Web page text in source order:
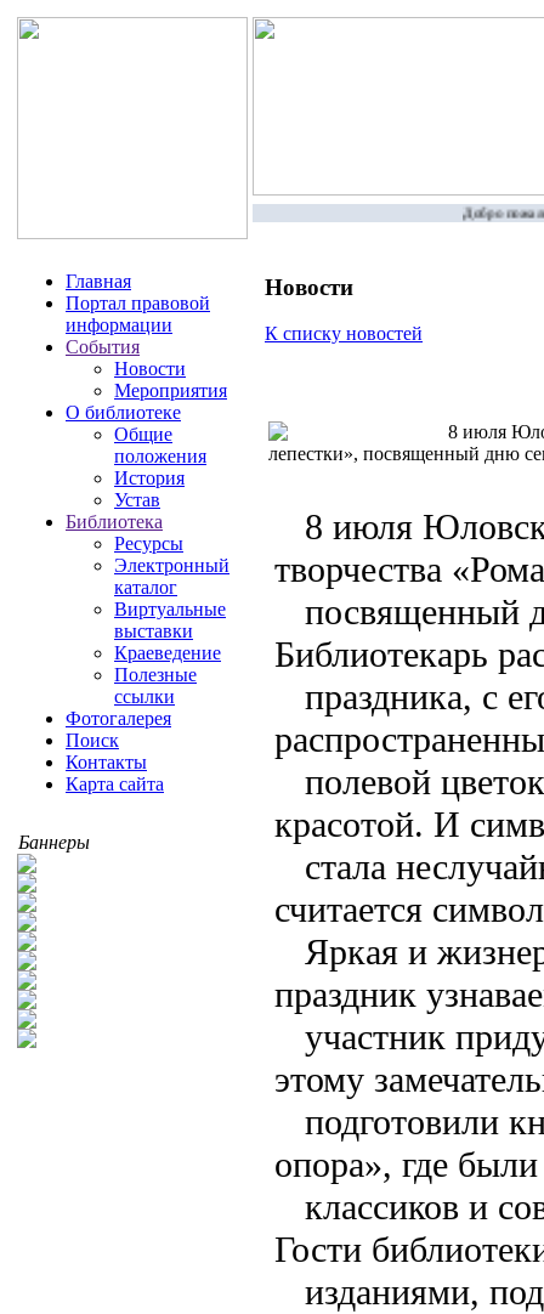
Добро
Главная
Портал правовой
информации
События
Новости
Мероприятия
О библиотеке
Общие
положения
История
Устав
Библиотека
Ресурсы
Электронный
каталог
Виртуальные
выставки
Краеведение
Полезные
ссылки
Фотогалерея
Поиск
Контакты
Карта сайта
Баннеры
Новости
К списку новостей
8 июля
лепестки», посвященный дню
8 июля
творчества
посвященный
Библиотекарь
праздника, с
полевой
красотой. И
стала
считается
Яркая и
праздник
участник
этому
подготовили
опора», где
классиков и
Гости
изданиями,